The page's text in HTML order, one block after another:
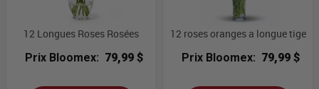
12 Longues Roses Rosées
Prix Bloomex: 79,99 $
12 roses oranges a longue tige
Prix Bloomex: 79,99 $